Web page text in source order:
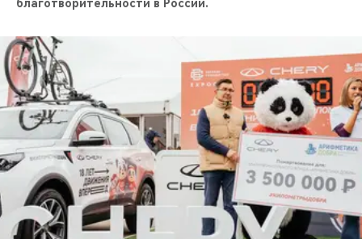
CHERY И СПОРТ
НАШИ МЕРОПРИЯТИЯ
ВИДЕООБЗОРЫ
CHERY ДЛЯ ДЕТЕЙ
благотворительности в России.